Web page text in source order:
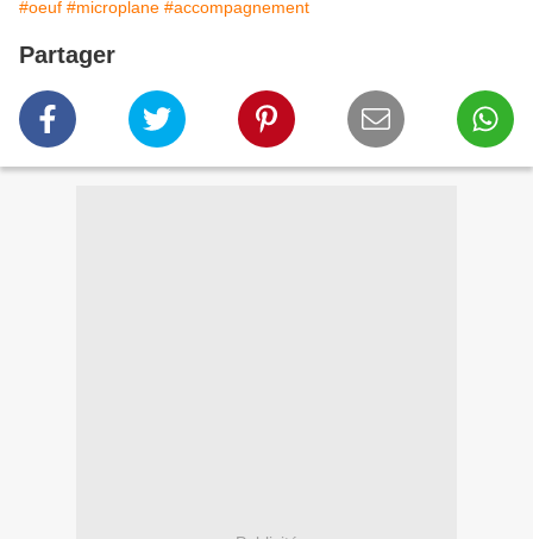
#oeuf #microplane #accompagnement
Partager